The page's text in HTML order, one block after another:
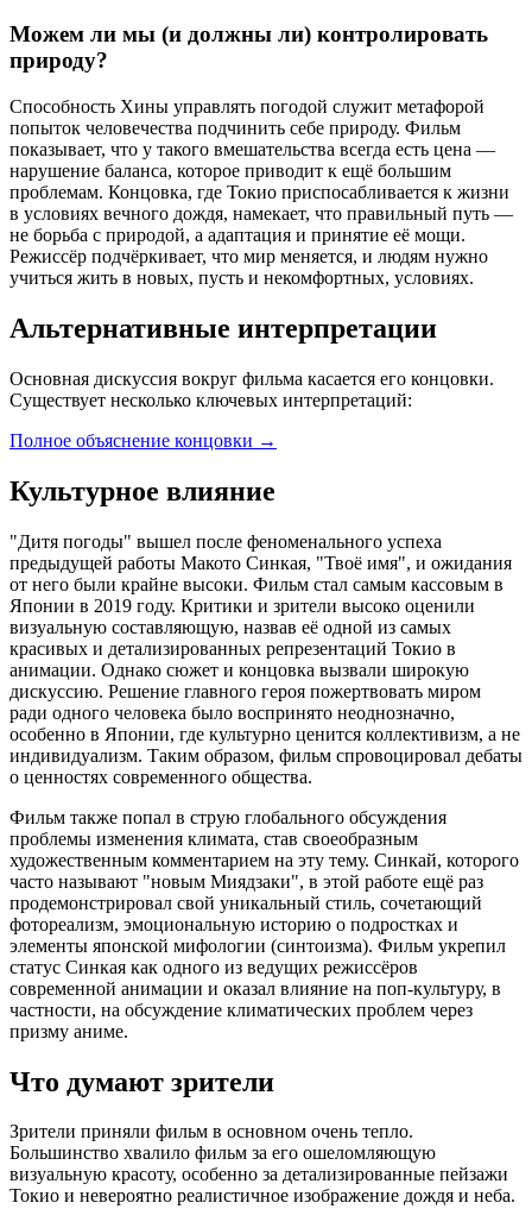
Можем ли мы (и должны ли) контролировать
природу?
Способность Хины управлять погодой служит метафорой
попыток человечества подчинить себе природу. Фильм
показывает, что у такого вмешательства всегда есть цена —
нарушение баланса, которое приводит к ещё большим
проблемам. Концовка, где Токио приспосабливается к жизни
в условиях вечного дождя, намекает, что правильный путь —
не борьба с природой, а адаптация и принятие её мощи.
Режиссёр подчёркивает, что мир меняется, и людям нужно
учиться жить в новых, пусть и некомфортных, условиях.
Альтернативные интерпретации
Основная дискуссия вокруг фильма касается его концовки.
Существует несколько ключевых интерпретаций:
Полное объяснение концовки →
Культурное влияние
"Дитя погоды" вышел после феноменального успеха
предыдущей работы Макото Синкая, "Твоё имя", и ожидания
от него были крайне высоки. Фильм стал самым кассовым в
Японии в 2019 году. Критики и зрители высоко оценили
визуальную составляющую, назвав её одной из самых
красивых и детализированных репрезентаций Токио в
анимации. Однако сюжет и концовка вызвали широкую
дискуссию. Решение главного героя пожертвовать миром
ради одного человека было воспринято неоднозначно,
особенно в Японии, где культурно ценится коллективизм, а не
индивидуализм. Таким образом, фильм спровоцировал дебаты
о ценностях современного общества.
Фильм также попал в струю глобального обсуждения
проблемы изменения климата, став своеобразным
художественным комментарием на эту тему. Синкай, которого
часто называют "новым Миядзаки", в этой работе ещё раз
продемонстрировал свой уникальный стиль, сочетающий
фотореализм, эмоциональную историю о подростках и
элементы японской мифологии (синтоизма). Фильм укрепил
статус Синкая как одного из ведущих режиссёров
современной анимации и оказал влияние на поп-культуру, в
частности, на обсуждение климатических проблем через
призму аниме.
Что думают зрители
Зрители приняли фильм в основном очень тепло.
Большинство хвалило фильм за его ошеломляющую
визуальную красоту, особенно за детализированные пейзажи
Токио и невероятно реалистичное изображение дождя и неба.